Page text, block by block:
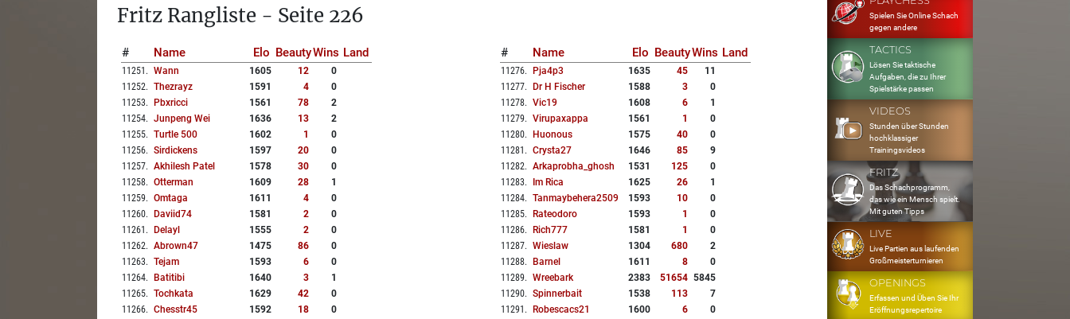
Fritz Rangliste - Seite 226
# Name Elo BeautyWins Land
11251 . Wann 1605 12
0
11252. Thezrayz 1591 4
0
11253. Pbxricci 1561 78
2
11254. Junpeng Wei 1636 13
2
11255. Turtle 500 1602 1
0
11256. Sirdickens 1597 20
0
11257. Akhilesh Patel 1578 30
0
11258. Otterman 1609 28
1
11259. Omtaga 1611 4
0
11260. Daviid74 1581 2
0
11261 . Delayl 1555 2
0
11262. Abrown47 1475 86
0
11263. Tejam 1593 6
0
11264. Batitibi 1640 3
1
11265. Tochkata 1629 42
0
11266. Chesstr45 1592 18
0
# Name Elo BeautyWins Land
11276. Pja4p3 1635 45
11
11277. Dr H Fischer 1588 3
0
11278. Vic19 1608 6
1
11279. Virupaxappa 1561 1
0
11280. Huonous 1575 40
0
11281 . Crysta27 1646 85
9
11282. Arkaprobha_ghosh 1531 125
0
11283. Im Rica 1625 26
1
11284. Tanmaybehera2509 1593 10
0
11285. Rateodoro 1593 1
0
11286. Rich777 1581 1
0
11287. Wieslaw 1304 680
2
11288. Barnel 1611 8
0
11289. Wreebark 2383 51654 5845
11290. Spinnerbait 1538 113
7
11291 . Robescacs21 1600 6
0
Spielen Sie Online Schach
gegen andere
TACTICS
Lösen Sie taktische
Aufgaben, die zu Ihrer
Spielstärke passen
VIDEOS
Stunden über Stunden
hochklassiger
Trainingsvideos
FRITZ
Das Schachprogramm,
das wie ein Mensch spielt.
Mit guten Tipps
LIVE
Live Partien aus laufenden
Großmeisterturnieren
OPENINGS
Erfassen und Üben Sie Ihr
Eröffnungsrepertoire